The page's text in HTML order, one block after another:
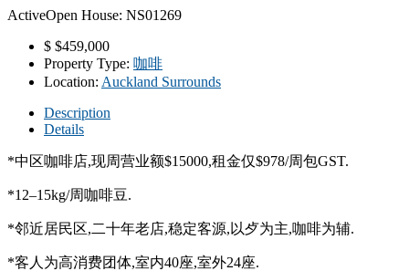
ActiveOpen House: NS01269
$ $459,000
Property Type: 咖啡
Location: Auckland Surrounds
Description
Details
*中区咖啡店,现周营业额$15000,租金仅$978/周包GST.
*12–15kg/周咖啡豆.
*邻近居民区,二十年老店,稳定客源,以歺为主,咖啡为辅.
*客人为高消费团体,室内40座,室外24座.